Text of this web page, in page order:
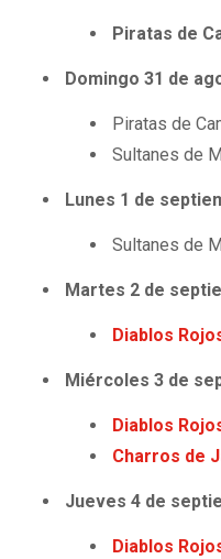
Piratas de
Domingo 31 de
Piratas de
Sultanes de
Lunes 1 de
Sultanes de
Martes 2 de
Diablos
Miércoles 3 de
Diablos
Charros de
Jueves 4 de
Diablos